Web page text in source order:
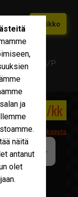
Valikko
valikko
tason
120EL25/P
2 544 €/kk
leasingrahoituksesta
100 %
ja
näitä
antanut
olet